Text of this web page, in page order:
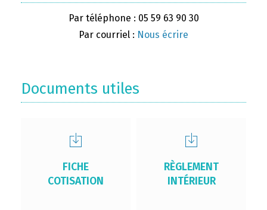
Par téléphone : 05 59 63 90 30
Par courriel : Nous écrire
Documents utiles
FICHE
COTISATION
RÈGLEMENT
INTÉRIEUR